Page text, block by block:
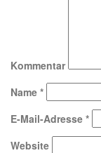
Kommentar
Name *
E-Mail-Adresse *
Website